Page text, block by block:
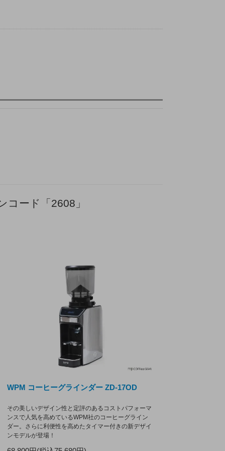
ード「2608」
WPM コーヒーグラインダー ZD-17OD
その美しいデザイン性と定評のあるコストパフォーマ
ンスで人気を高めているWPM社のコーヒーグライン
ダー。さらに利便性を高めたタイマー付きの新デザイ
ンモデルが登場！